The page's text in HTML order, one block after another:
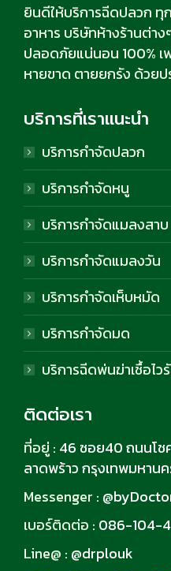
ยินดีให้บริการฉีดปลวก ทุ
อาหาร บริษัทห้างร้านต่าง
ปลอดภัยแน่นอน 100% เ
หายขาด ตายยกรัง ด้วย
บริการที่เราแนะนำ
บริการกำจัดปลวก
บริการกำจัดหนู
บริการกำจัดแมลงสาบ
บริการกำจัดแมลงวัน
บริการกำจัดเห็บหมัด
บริการกำจัดมด
บริการฉีดพ่นฆ่าเชื้อไว
ติดต่อเรา
ที่อยู่ : 46 ซอย40 ถนนโช
ลาดพร้าว กรุงเทพมหาน
Messenger :
เบอร์ติดต่อ : 086-104-
Line@ : @drplouk